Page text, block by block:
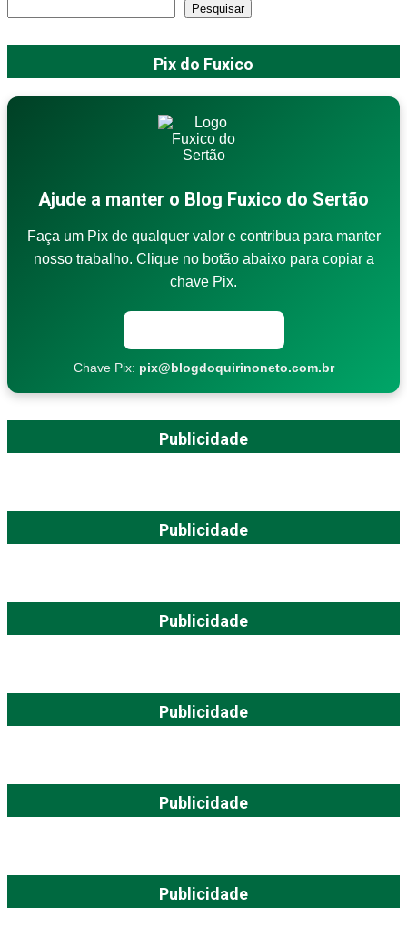
Pesquisar
Pix do Fuxico
Ajude a manter o Blog Fuxico do Sertão
Faça um Pix de qualquer valor e contribua para manter
nosso trabalho. Clique no botão abaixo para copiar a
chave Pix.
Chave Pix: pix@blogdoquirinoneto.com.br
Publicidade
Publicidade
Publicidade
Publicidade
Publicidade
Publicidade